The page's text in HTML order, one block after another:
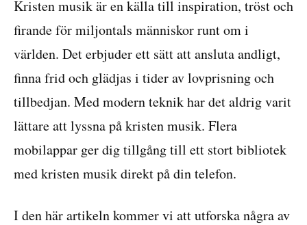
Kristen musik är en källa till inspiration, tröst och
firande för miljontals människor runt om i
världen. Det erbjuder ett sätt att ansluta andligt,
finna frid och glädjas i tider av lovprisning och
tillbedjan. Med modern teknik har det aldrig varit
lättare att lyssna på kristen musik. Flera
mobilappar ger dig tillgång till ett stort bibliotek
med kristen musik direkt på din telefon.
I den här artikeln kommer vi att utforska några av